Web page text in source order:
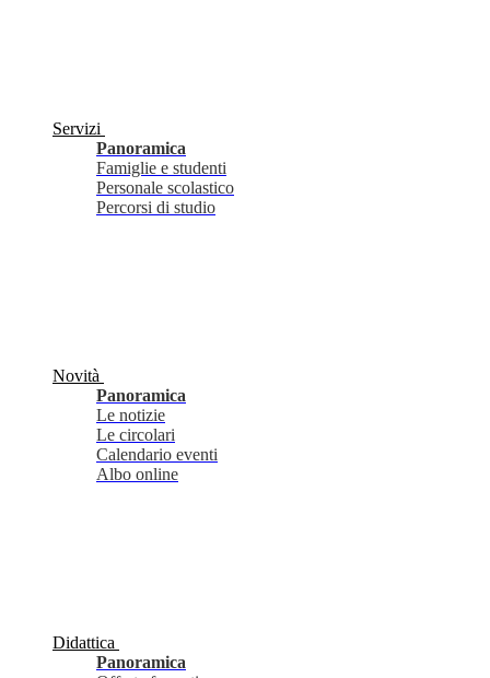
Servizi
Panoramica
Famiglie e studenti
Personale scolastico
Percorsi di studio
Novità
Panoramica
Le notizie
Le circolari
Calendario eventi
Albo online
Didattica
Panoramica